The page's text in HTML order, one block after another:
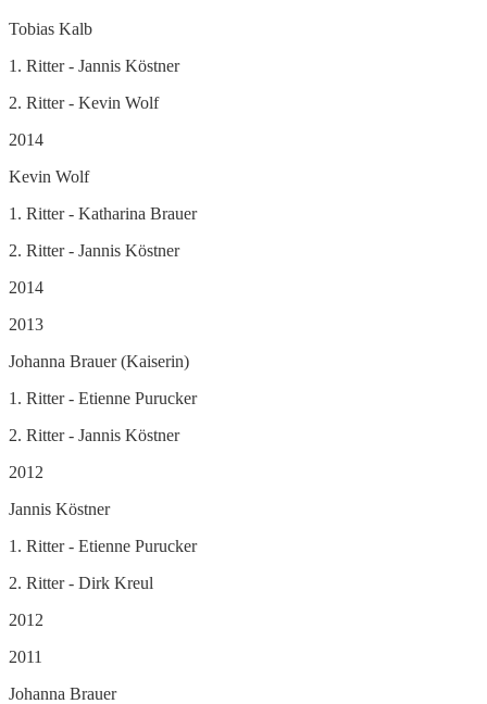
Tobias Kalb
1. Ritter - Jannis Köstner
2. Ritter - Kevin Wolf
2014
Kevin Wolf
1. Ritter - Katharina Brauer
2. Ritter - Jannis Köstner
2014
2013
Johanna Brauer (Kaiserin)
1. Ritter - Etienne Purucker
2. Ritter - Jannis Köstner
2012
Jannis Köstner
1. Ritter - Etienne Purucker
2. Ritter - Dirk Kreul
2012
2011
Johanna Brauer